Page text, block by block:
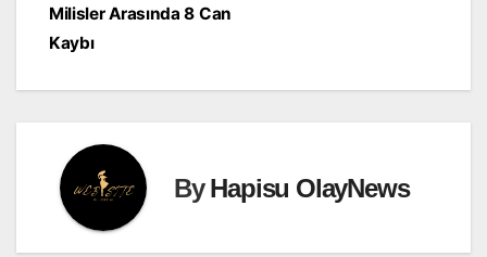
Milisler Arasında 8 Can
Kaybı
ByHapisu OlayNews